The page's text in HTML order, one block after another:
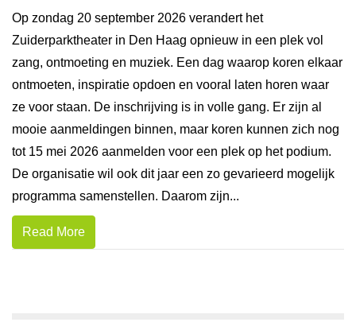
Op zondag 20 september 2026 verandert het
Zuiderparktheater in Den Haag opnieuw in een plek vol
zang, ontmoeting en muziek. Een dag waarop koren elkaar
ontmoeten, inspiratie opdoen en vooral laten horen waar
ze voor staan. De inschrijving is in volle gang. Er zijn al
mooie aanmeldingen binnen, maar koren kunnen zich nog
tot 15 mei 2026 aanmelden voor een plek op het podium.
De organisatie wil ook dit jaar een zo gevarieerd mogelijk
programma samenstellen. Daarom zijn...
Read More